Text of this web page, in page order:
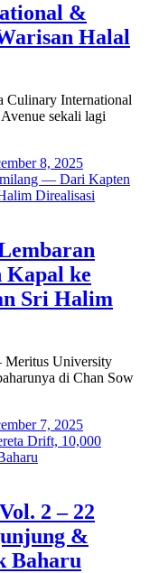
&
Halal
International
sekali lagi
8, 2025
ke
Sri Halim
University
di Chan Sow
7, 2025
2 – 22
&
Baharu